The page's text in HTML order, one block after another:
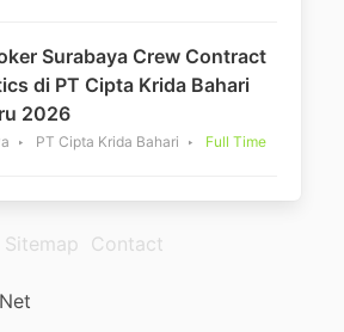
Surabaya Crew Contract
di PT Cipta Krida Bahari
2026
PT Cipta Krida Bahari Full Time
Sitemap Contact